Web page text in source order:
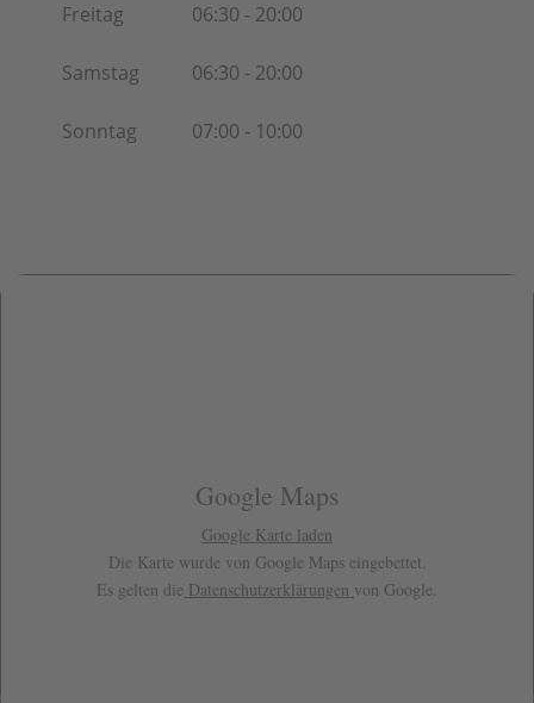
Freitag 06:30 - 20:00
Samstag 06:30 - 20:00
Sonntag 07:00 - 10:00
Google Maps
Google Karte laden
Die Karte wurde von Google Maps eingebettet.
Es gelten die Datenschutzerklärungen von Google.